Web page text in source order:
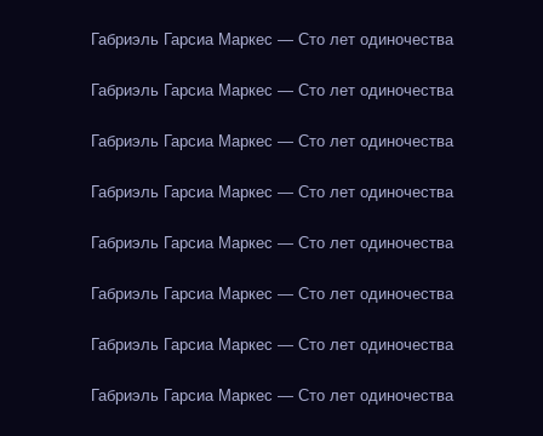
Габриэль Гарсиа Маркес — Сто лет одиночества
Габриэль Гарсиа Маркес — Сто лет одиночества
Габриэль Гарсиа Маркес — Сто лет одиночества
Габриэль Гарсиа Маркес — Сто лет одиночества
Габриэль Гарсиа Маркес — Сто лет одиночества
Габриэль Гарсиа Маркес — Сто лет одиночества
Габриэль Гарсиа Маркес — Сто лет одиночества
Габриэль Гарсиа Маркес — Сто лет одиночества